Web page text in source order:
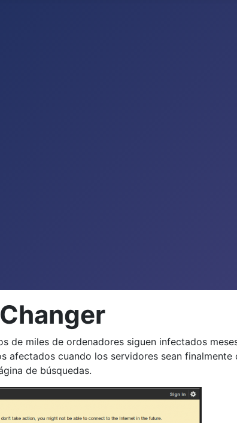
de miles de ordenadores siguen infectados
afectados cuando los servidores sean finalmente
de búsquedas.